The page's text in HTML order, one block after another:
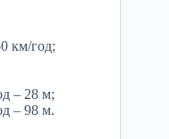
км/год;
– 28 м;
– 98 м.